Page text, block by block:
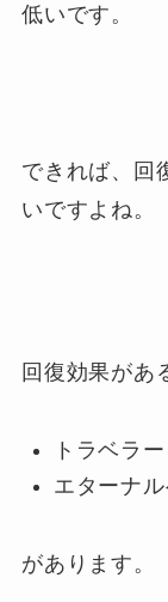
低いです。
できれば、回
いですよね。
回復効果があ
トラベラ
エターナル
があります。